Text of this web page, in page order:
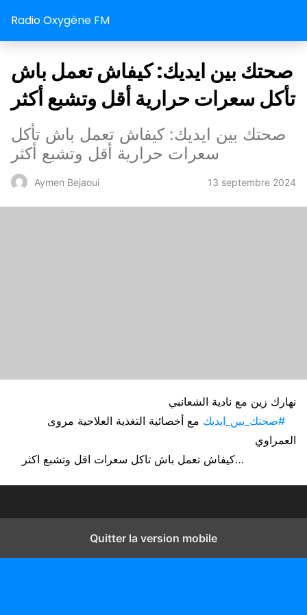
Radio Oxygène FM
صحتك بين ايديك: كيفاش تعمل باش
تأكل سعرات حرارية أقل وتشبع أكثر
صحتك بين ايديك: كيفاش تعمل باش تأكل
سعرات حرارية أقل وتشبع أكثر
Aymen Bejaoui 13 septembre 2024
نهارك زين مع نادية الشعانبي
#صحتك_بين_ايديك مع أخصائية التغذية العلاجية مروى
العمراوي
كيفاش تعمل باش تاكل سعرات اقل وتشبع اكثر…
Quitter la version mobile